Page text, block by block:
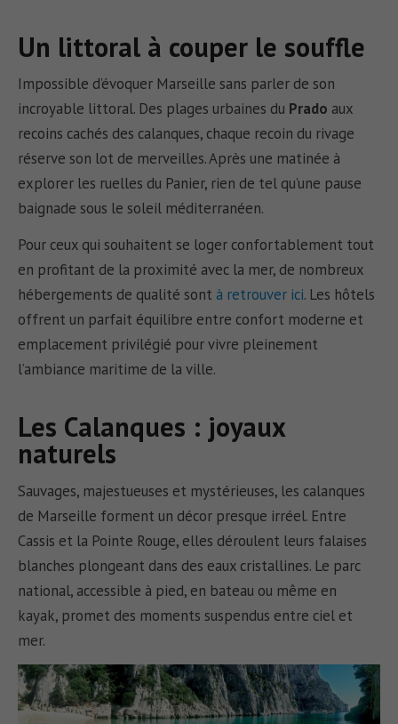
Un littoral à couper le souffle
Impossible d’évoquer Marseille sans parler de son
incroyable littoral. Des plages urbaines du Prado aux
recoins cachés des calanques, chaque recoin du rivage
réserve son lot de merveilles. Après une matinée à
explorer les ruelles du Panier, rien de tel qu’une pause
baignade sous le soleil méditerranéen.
Pour ceux qui souhaitent se loger confortablement tout
en profitant de la proximité avec la mer, de nombreux
hébergements de qualité sont à retrouver ici. Les hôtels
offrent un parfait équilibre entre confort moderne et
emplacement privilégié pour vivre pleinement
l’ambiance maritime de la ville.
Les Calanques : joyaux
naturels
Sauvages, majestueuses et mystérieuses, les calanques
de Marseille forment un décor presque irréel. Entre
Cassis et la Pointe Rouge, elles déroulent leurs falaises
blanches plongeant dans des eaux cristallines. Le parc
national, accessible à pied, en bateau ou même en
kayak, promet des moments suspendus entre ciel et
mer.